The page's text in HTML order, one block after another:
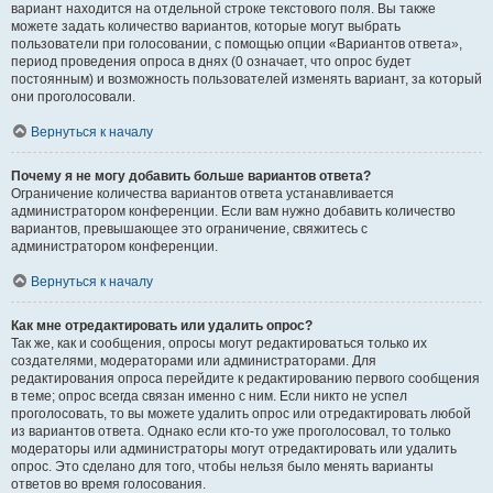
вариант находится на отдельной строке текстового поля. Вы также
можете задать количество вариантов, которые могут выбрать
пользователи при голосовании, с помощью опции «Вариантов ответа»,
период проведения опроса в днях (0 означает, что опрос будет
постоянным) и возможность пользователей изменять вариант, за который
они проголосовали.
Вернуться к началу
Почему я не могу добавить больше вариантов ответа?
Ограничение количества вариантов ответа устанавливается
администратором конференции. Если вам нужно добавить количество
вариантов, превышающее это ограничение, свяжитесь с
администратором конференции.
Вернуться к началу
Как мне отредактировать или удалить опрос?
Так же, как и сообщения, опросы могут редактироваться только их
создателями, модераторами или администраторами. Для
редактирования опроса перейдите к редактированию первого сообщения
в теме; опрос всегда связан именно с ним. Если никто не успел
проголосовать, то вы можете удалить опрос или отредактировать любой
из вариантов ответа. Однако если кто-то уже проголосовал, то только
модераторы или администраторы могут отредактировать или удалить
опрос. Это сделано для того, чтобы нельзя было менять варианты
ответов во время голосования.